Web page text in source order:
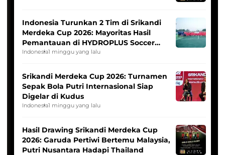
Indonesia Turunkan 2 Tim di Srikandi
Merdeka Cup 2026: Mayoritas Hasil
Pemantauan di HYDROPLUS Soccer
League
Indonesia1 minggu yang lalu
Srikandi Merdeka Cup 2026: Turnamen
Sepak Bola Putri Internasional Siap
Digelar di Kudus
Indonesia1 minggu yang lalu
Hasil Drawing Srikandi Merdeka Cup
2026: Garuda Pertiwi Bertemu Malaysia,
Putri Nusantara Hadapi Thailand